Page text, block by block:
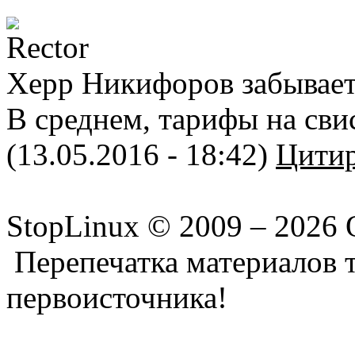
Херр Никифоров
В среднем, тарифы на
(13.05.2016 - 18:42)
StopLinux © 2009 – 2026
Перепечатка материалов
первоисточника!